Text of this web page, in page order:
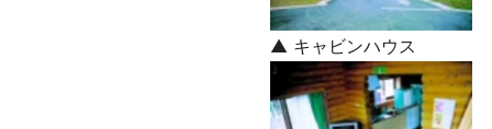
▲ キャビンハウス